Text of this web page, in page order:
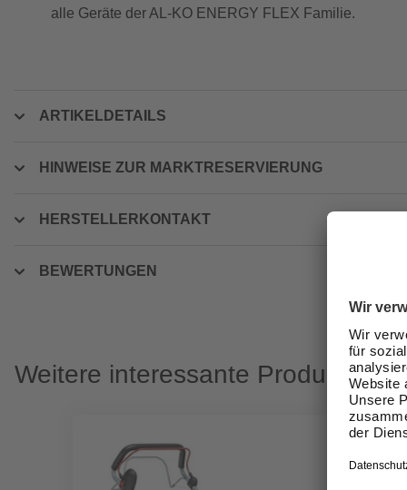
alle Geräte der AL-KO ENERGY FLEX Familie.
ARTIKELDETAILS
HINWEISE ZUR MARKTRESERVIERUNG
HERSTELLERKONTAKT
BEWERTUNGEN
Weitere interessante Produkte